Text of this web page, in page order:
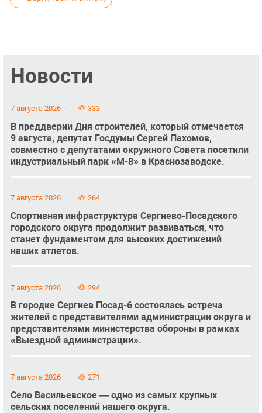
Новости
7 августа 2026 333
В преддверии Дня строителей, который отмечается
9 августа, депутат Госдумы Сергей Пахомов,
совместно с депутатами окружного Совета посетили
индустриальный парк «М-8» в Краснозаводске.
7 августа 2026 264
Спортивная инфраструктура Сергиево-Посадского
городского округа продолжит развиваться, что
станет фундаментом для высоких достижений
наших атлетов.
7 августа 2026 294
В городке Сергиев Посад-6 состоялась встреча
жителей с представителями администрации округа и
представителями министерства обороны в рамках
«Выездной администрации».
7 августа 2026 271
Село Васильевское — одно из самых крупных
сельских поселений нашего округа.